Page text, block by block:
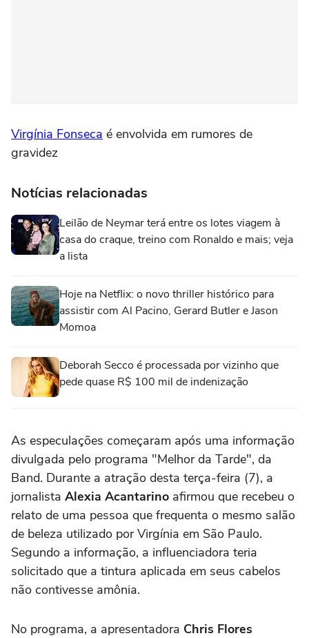
Virgínia Fonseca é envolvida em rumores de
gravidez
Notícias relacionadas
Leilão de Neymar terá entre os lotes viagem à
casa do craque, treino com Ronaldo e mais; veja
a lista
Hoje na Netflix: o novo thriller histórico para
assistir com Al Pacino, Gerard Butler e Jason
Momoa
Deborah Secco é processada por vizinho que
pede quase R$ 100 mil de indenização
As especulações começaram após uma informação
divulgada pelo programa "Melhor da Tarde", da
Band. Durante a atração desta terça-feira (7), a
jornalista Alexia Acantarino afirmou que recebeu o
relato de uma pessoa que frequenta o mesmo salão
de beleza utilizado por Virgínia em São Paulo.
Segundo a informação, a influenciadora teria
solicitado que a tintura aplicada em seus cabelos
não contivesse amônia.
No programa, a apresentadora Chris Flores